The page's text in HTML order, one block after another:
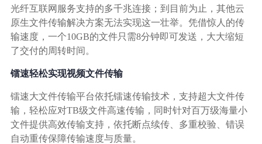
光纤互联网服务支持的多千兆连接；到目前为止，其他云
原生文件传输解决方案无法实现这一壮举。凭借惊人的传
输速度，一个10GB的文件只需8分钟即可发送，大大缩短
了交付的周转时间。
镭速轻松实现视频文件传输
镭速大文件传输平台依托镭速传输技术，支持超大文件传
输，轻松应对TB级文件高速传输，同时针对百万级海量小
文件提供高效传输支持，依托断点续传、多重校验、错误
自动重传保障传输速度与质量。